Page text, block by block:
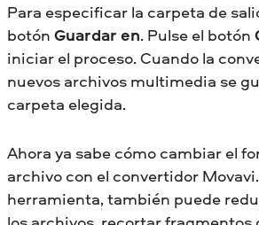
Para especificar la carpeta de
botón Guardar en. Pulse el botón
iniciar el proceso. Cuando la
nuevos archivos multimedia se
carpeta elegida.
Ahora ya sabe cómo cambiar el
archivo con el convertidor
herramienta, también puede